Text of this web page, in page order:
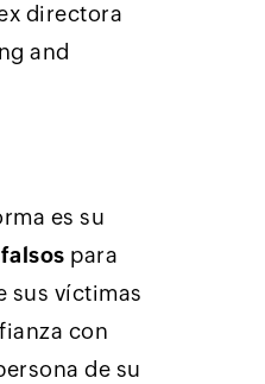
directora
and
es su
para
sus víctimas
con
de su